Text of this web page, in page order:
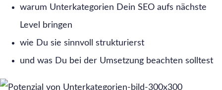
warum Unterkategorien Dein SEO aufs nächste
Level bringen
wie Du sie sinnvoll strukturierst
und was Du bei der Umsetzung beachten solltest